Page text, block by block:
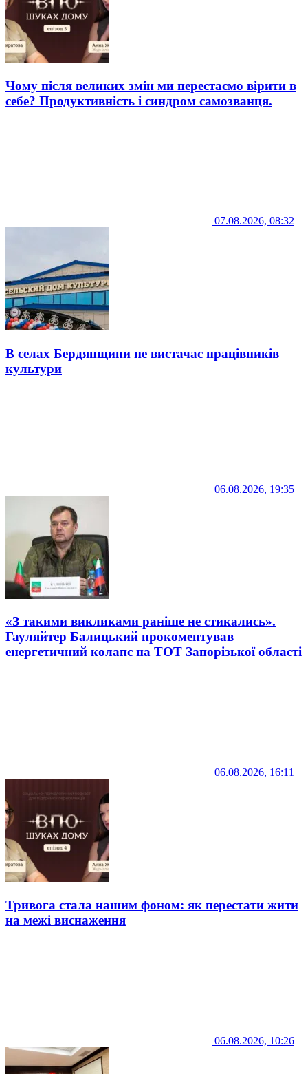
Чому після великих змін ми перестаємо вірити в
себе? Продуктивність і синдром самозванця.
07.08.2026, 08:32
В селах Бердянщини не вистачає працівників
культури
06.08.2026, 19:35
«З такими викликами раніше не стикались».
Гауляйтер Балицький прокоментував
енергетичний колапс на ТОТ Запорізької області
06.08.2026, 16:11
Тривога стала нашим фоном: як перестати жити
на межі виснаження
06.08.2026, 10:26